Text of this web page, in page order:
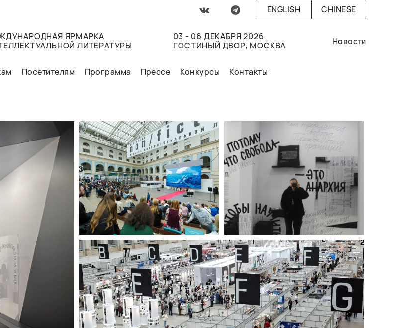
ENGLISH CHINESE
ЯРМАРКА
ЛИТЕРАТУРЫ
03 - 06 ДЕКАБРЯ 2026
ГОСТИНЫЙ ДВОР, МОСКВА
Новости
Посетителям Программа Прессе Конкурсы Контакты